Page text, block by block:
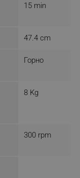
15 min
47.4 cm
Горно
8 Kg
300 rpm